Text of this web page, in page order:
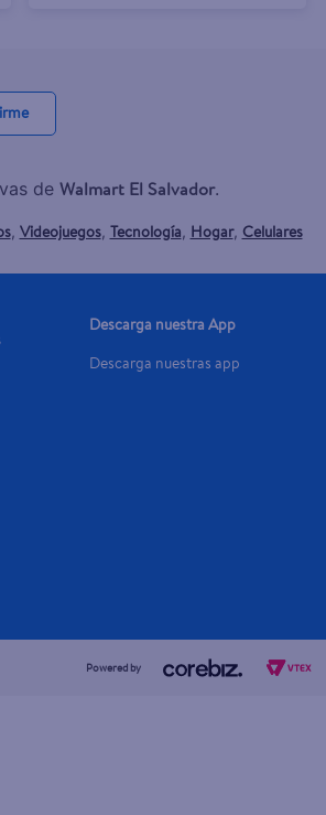
de Walmart El Salvador.
, Videojuegos, Tecnología, Hogar, Celulares
Descarga nuestra App
Descarga nuestras app
Powered by